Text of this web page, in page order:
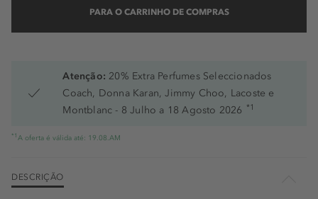
47 - Nuit 1947
513 - J'Adore
796 - Denim
853 - Rouge Trafalgar
PARA O CARRINHO DE COMPRAS
Atenção: 20% Extra Perfumes Seleccionados
Coach, Donna Karan, Jimmy Choo, Lacoste e
Montblanc - 8 Julho a 18 Agosto 2026 *1
*1 A oferta é válida até: 19.08.AM
DESCRIÇÃO